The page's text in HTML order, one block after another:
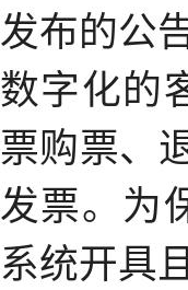
发布的公
数字化的
票购票、
发票。为
系统开具